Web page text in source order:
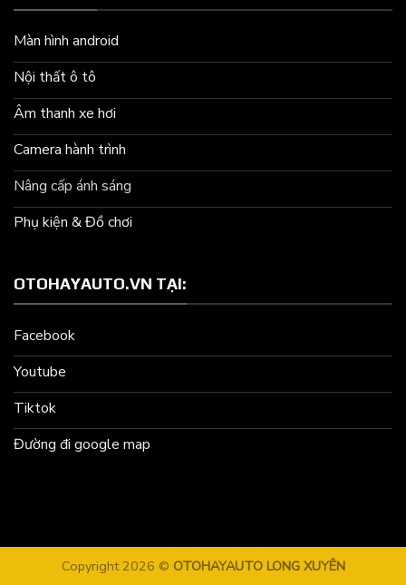
Màn hình android
Nội thất ô tô
Âm thanh xe hơi
Camera hành trình
Nâng cấp ánh sáng
Phụ kiện & Đồ chơi
OTOHAYAUTO.VN TẠI:
Facebook
Youtube
Tiktok
Đường đi google map
Copyright 2026 © OTOHAYAUTO LONG XUYÊN